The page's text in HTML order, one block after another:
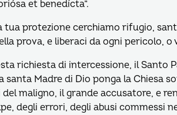
et benedícta”.
tua protezione cerchiamo rifugio,
prova, e liberaci da ogni pericolo,
richiesta di intercessione, il Santo
santa Madre di Dio ponga la Chiesa
maligno, il grande accusatore, e
degli errori, degli abusi commessi